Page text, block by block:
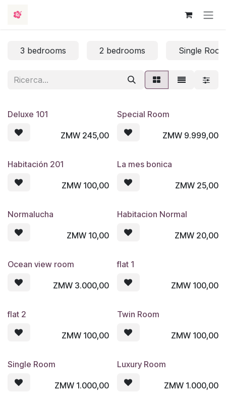
3 bedrooms 2 bedrooms Single
Deluxe 101
ZMW 245,00
Special Room
ZMW 9.999,00
Habitación 201
ZMW 100,00
La mes bonica
ZMW 25,00
Normalucha
ZMW 10,00
Habitacion Normal
ZMW 20,00
Ocean view room
ZMW 3.000,00
flat 1
ZMW 100,00
flat 2
ZMW 100,00
Twin Room
ZMW 100,00
Single Room
ZMW 1.000,00
Luxury Room
ZMW 1.000,00